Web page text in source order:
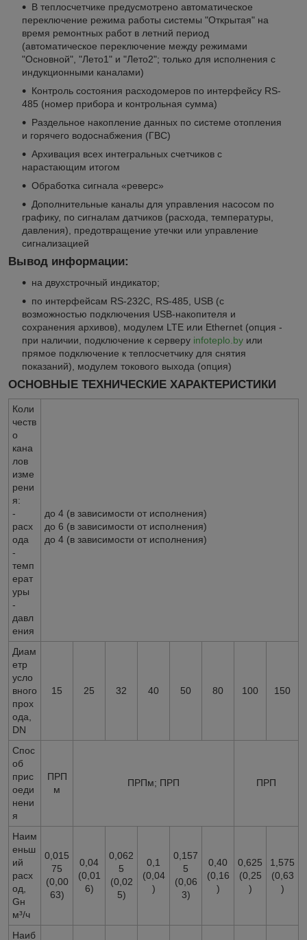
В теплосчетчике предусмотрено автоматическое
переключение режима работы системы "Открытая" на
время ремонтных работ в летний период
(автоматическое переключение между режимами
"Основной", "Лето1" и "Лето2"; только для исполнения с
индукционными каналами)
Контроль состояния расходомеров по интерфейсу RS-
485 (номер прибора и контрольная сумма)
Раздельное накопление данных по системе отопления
и горячего водоснабжения (ГВС)
Архивация всех интегральных счетчиков с
нарастающим итогом
Обработка сигнала «реверс»
Дополнительные каналы для управления насосом по
графику, по сигналам датчиков (расхода, температуры,
давления), предотвращение утечки или управление
сигнализацией
Вывод информации:
на двухстрочный индикатор;
по интерфейсам RS-232C, RS-485, USB (с
возможностью подключения USB-накопителя и
сохранения архивов), модулем LTE или Ethernet (опция -
при наличии, подключение к серверу infoteplo.by или
прямое подключение к теплосчетчику для снятия
показаний), модулем токового выхода (опция)
ОСНОВНЫЕ ТЕХНИЧЕСКИЕ ХАРАКТЕРИСТИКИ
Коли
честв
о
кана
лов
изме
рени
я:
-
расх
ода
-
темп
ерат
уры
-
давл
ения
до 4 (в зависимости от исполнения)
до 6 (в зависимости от исполнения)
до 4 (в зависимости от исполнения)
Диам
етр
усло
вного
прох
ода,
DN
15 25 32 40 50 80 100 150
Спос
об
прис
оеди
нени
я
ПРП
м
ПРПм; ПРП ПРП
Наим
еньш
ий
расх
од,
Gн
м³/ч
0,015
75
(0,00
63)
0,04
(0,01
6)
0,062
5
(0,02
5)
0,1
(0,04
)
0,157
5
(0,06
3)
0,40
(0,16
)
0,625
(0,25
)
1,575
(0,63
)
Наиб